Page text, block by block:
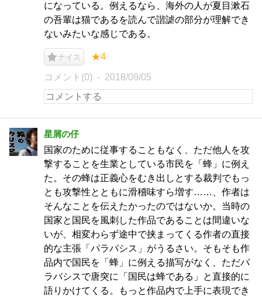
になっている。例えるなら、海外の人が夏目漱石
の吾輩は猫であるを読んで諧謔の部分が理解でき
ないみたいな感じである。
ナイス ★4
コメント(0) 2018/09/05
星屑の仔
国家のために従事することもなく、ただ他人を攻
撃することを生業としている市民を「蜂」に例え
た。その蜂は正義心をむき出しとする裁判でもっ
とも攻撃性とともに滑稽味すら増す……、作者は
そんなことを伝えたかったのではないか。当時の
国家と国民を風刺した作品であることは間違いな
いが、相変わらず途中で挟まってくる作者の直接
的な主張「パラバシス」がうるさい。そもそも作
品内で国民を「蜂」に例える描写がなく、ただパ
ラバシスで唐突に「国民は蜂である」と直接的に
語りかけてくる。もっと作品内で上手に表現でき